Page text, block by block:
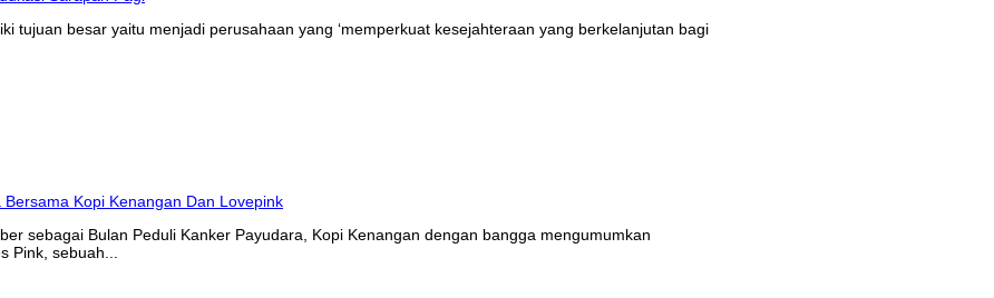
tujuan besar yaitu menjadi perusahaan yang ‘memperkuat kesejahteraan yang berkelanjutan bagi
sebagai Bulan Peduli Kanker Payudara, Kopi Kenangan dengan bangga mengumumkan
Pink, sebuah...